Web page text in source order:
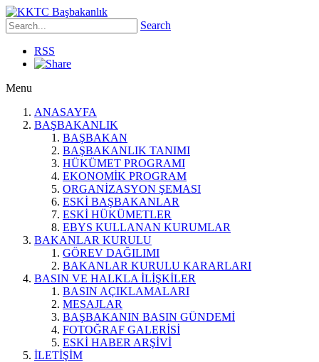
Search
RSS
Menu
ANASAYFA
BAŞBAKANLIK
BAŞBAKAN
BAŞBAKANLIK TANIMI
HÜKÜMET PROGRAMI
EKONOMİK PROGRAM
ORGANİZASYON ŞEMASI
ESKİ BAŞBAKANLAR
ESKİ HÜKÜMETLER
EBYS KULLANAN KURUMLAR
BAKANLAR KURULU
GÖREV DAĞILIMI
BAKANLAR KURULU KARARLARI
BASIN VE HALKLA İLİŞKİLER
BASIN AÇIKLAMALARI
MESAJLAR
BAŞBAKANIN BASIN GÜNDEMİ
FOTOĞRAF GALERİSİ
ESKİ HABER ARŞİVİ
İLETİŞİM